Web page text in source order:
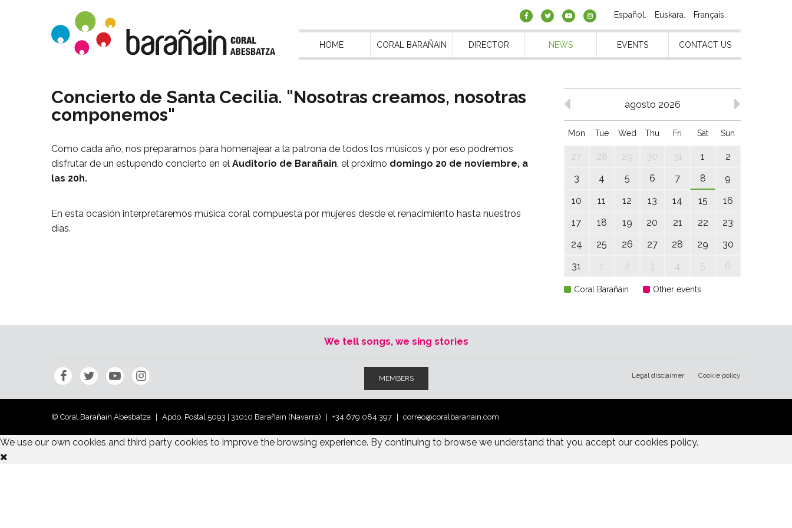
Español Euskara Français
HOME CORAL BARAÑAIN DIRECTOR NEWS EVENTS CONTACT US
Concierto de Santa Cecilia. "Nosotras creamos, nosotras
componemos"
Como cada año, nos preparamos para homenajear a la patrona de todos los músicos y por eso podremos
disfrutar de un estupendo concierto en el Auditorio de Barañain, el próximo domingo 20 de noviembre, a
las 20h.
En esta ocasión interpretaremos música coral compuesta por mujeres desde el renacimiento hasta nuestros
días.
agosto 2026
Mon Tue Wed Thu Fri Sat Sun
27 28 29 30 31 1
2
3
4 5 6 7 8
9
10
11 12 13 14 15
16
17
18 19 20 21 22
23
24
25 26 27 28 29
30
31
1 2 3 4 5 6
Coral Barañáin Other events
We tell songs, we sing stories
MEMBERS Legal disclaimer Cookie policy
© Coral Barañain Abesbatza Apdo. Postal 5093 | 31010 Barañain (Navarra) +34 679 084 397 correo@coralbaranain.com
We use our own cookies and third party cookies to improve the browsing experience. By continuing to browse we understand that you accept our cookies policy.